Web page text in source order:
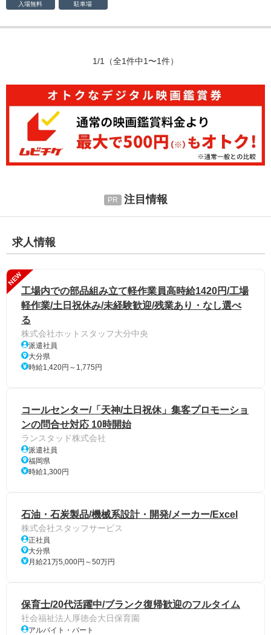
入場無料 駐車場
1/1 （全1件中1〜1件）
注目情報
求人情報
NEW
工場内での部品組み立て軽作業員高時給1420円/工場
軽作業/土日祝休み/未経験歓迎/残業あり・なし選べ
る
株式会社ホットスタッフ大分中央
派遣社員
大分県
時給1,420円～1,775円
コールセンター/「天神/土日祝休」集客プロモーショ
ンの問合せ対応 10時開始
ランスタッド株式会社
派遣社員
福岡県
時給1,300円
石油・石炭製品/機械系設計・開発/メーカー/Excel
株式会社スタッフサービス
正社員
大分県
月給21万5,000円～50万円
保育士/20代活躍中/ブランク復帰歓迎のフルタイム
社会福祉法人厚徳会大日保育園
アルバイト・パート